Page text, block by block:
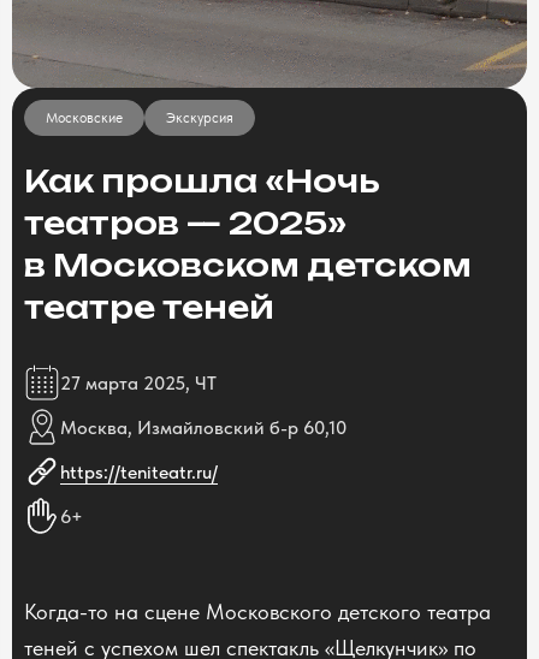
Московские Экскурсия
Как прошла «Ночь
театров — 2025»
в Московском детском
театре теней
27 марта 2025, ЧТ
Москва, Измайловский б-р 60,10
https://teniteatr.ru/
6+
Когда-то на сцене Московского детского театра
теней с успехом шел спектакль «Щелкунчик» по